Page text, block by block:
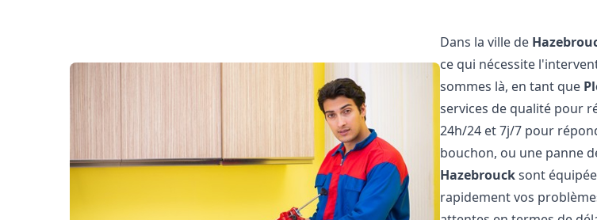
Dans la ville de
ce qui nécessite
sommes là, en tant que
services de qualité pour
24h/24 et 7j/7 pour
bouchon, ou une panne
Hazebroucksont
rapidement vos